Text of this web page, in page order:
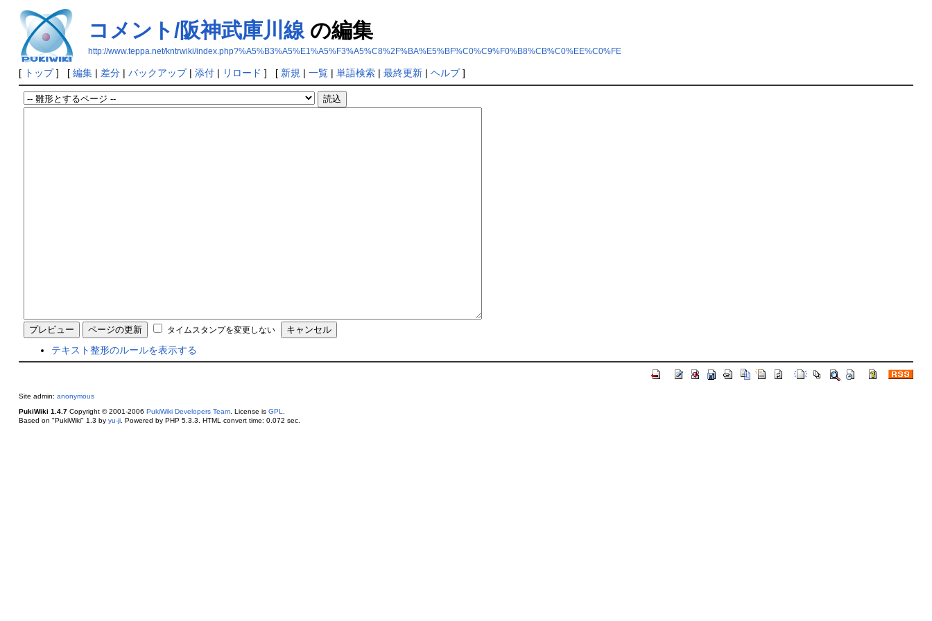
コメント/阪神武庫川線 の編集
http://www.teppa.net/kntrwiki/index.php?%A5%B3%A5%E1%A5%F3%A5%C8%2F%BA%E5%BF%C0%C9%F0%B8%CB%C0%EE%C0%FE
[ トップ] [ 編集| 差分| バックアップ| 添付| リロード ] [ 新規 | 一覧| 単語検索| 最終更新| ヘルプ]
タイムスタンプを変更しない
テキスト整形のルールを表示する
Site admin: anonymous
PukiWiki 1.4.7Copyright © 2001-2006 PukiWiki Developers Team. License is GPL
Based on "PukiWiki" 1.3 by yu-ji. Powered by PHP 5.3.3. HTML convert time: 0.072 sec.